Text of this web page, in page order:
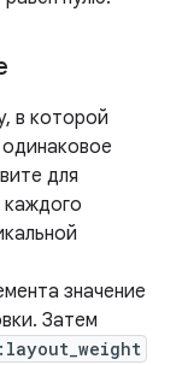
в которой
для
каждого
значение
Затем